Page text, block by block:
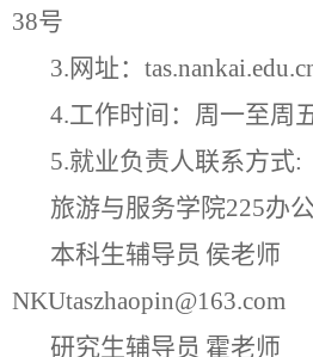
38号
3.网址：
4.工作时间：周一至周
5.就业负责人联系方式:
旅游与服务学院225办
本科生辅导员 侯老师
NKUtaszhaopin@163.com
研究生辅导员 霍老师